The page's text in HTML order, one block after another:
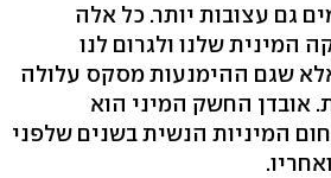
גם עצובות יותר. כל אלה
המינית שלנו ולגרום לנו
שגם ההימנעות מסקס עלולה
אובדן החשק המיני הוא
המיניות הנשית בשנים שלפני